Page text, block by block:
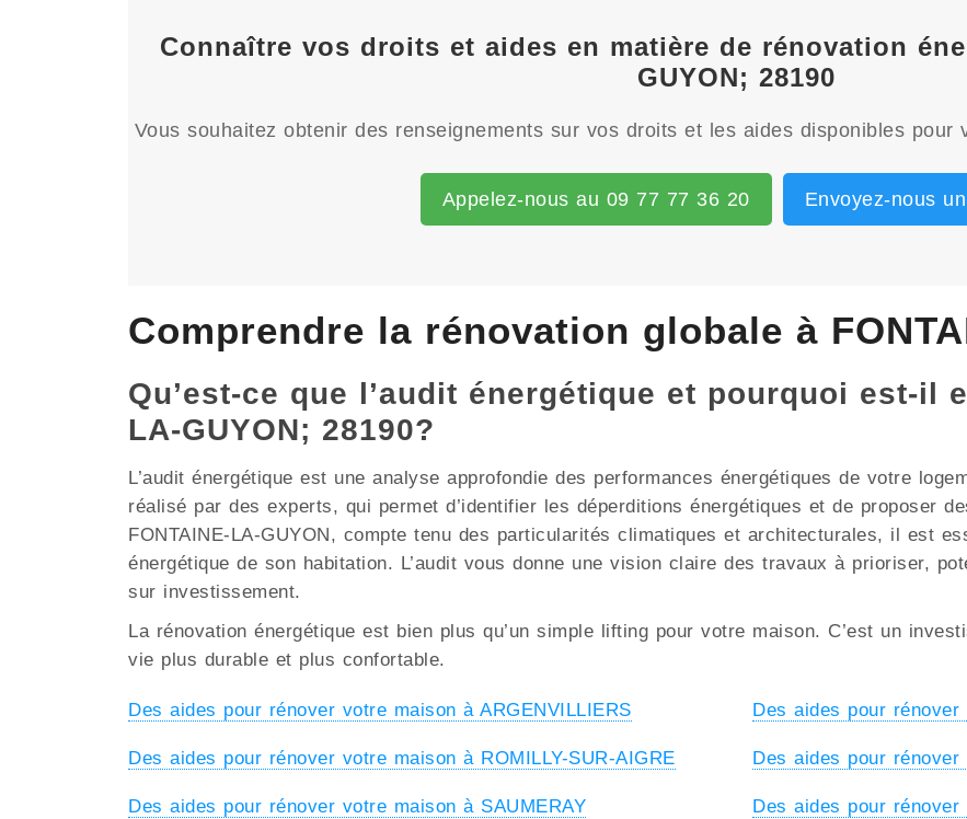
Connaître vos droits et aides en matière de rénovation
GUYON; 28190
Vous souhaitez obtenir des renseignements sur vos droits et les aides disponibles
Appelez-nous au 09 77 77 36 20 Envoyez-nous
Comprendre la rénovation globale à
Qu’est-ce que l’audit énergétique et pourquoi est-il
LA-GUYON; 28190?
L’audit énergétique est une analyse approfondie des performances énergétiques de votre
réalisé par des experts, qui permet d’identifier les déperditions énergétiques et de proposer
FONTAINE-LA-GUYON, compte tenu des particularités climatiques et architecturales, il est
énergétique de son habitation. L’audit vous donne une vision claire des travaux à prioriser,
sur investissement.
La rénovation énergétique est bien plus qu’un simple lifting pour votre maison. C’est un
vie plus durable et plus confortable.
Des aides pour rénover votre maison à ARGENVILLIERS Des aides pour
Des aides pour rénover votre maison à ROMILLY-SUR-AIGRE Des aides pour
Des aides pour rénover votre maison à SAUMERAY Des aides pour